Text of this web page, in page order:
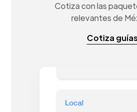
Cotiza con las
relevantes de
Cotiza guías